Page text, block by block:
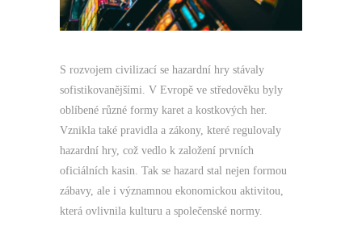
S rozvojem civilizací se hazardní hry stávaly
sofistikovanějšími. V Evropě ve středověku byly
oblíbené různé formy karet a kostkových her.
Vznikla také pravidla a zákony, které regulovaly
hazardní hry, což vedlo k založení prvních
oficiálních kasin. Tak se hazard stal nejen formou
zábavy, ale i významnou ekonomickou aktivitou,
která ovlivnila kulturu a společenské normy.